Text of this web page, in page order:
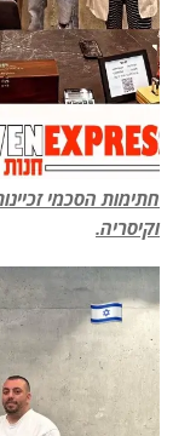
חתימות הסכמי
וקיסריה.